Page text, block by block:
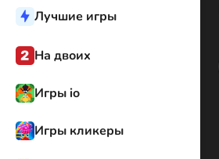
Лучшие игры
На двоих
Игры io
Игры кликеры